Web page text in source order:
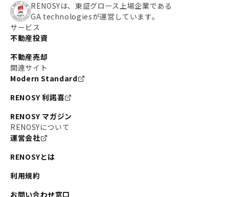
RENOSYは、東証グロース上場企業である
GA technologiesが運営しています。
サービス
不動産投資
不動産売却
関連サイト
Modern Standard
RENOSY 利諾喜
RENOSY マガジン
RENOSYについて
運営会社
RENOSYとは
利用規約
お問い合わせ窓口